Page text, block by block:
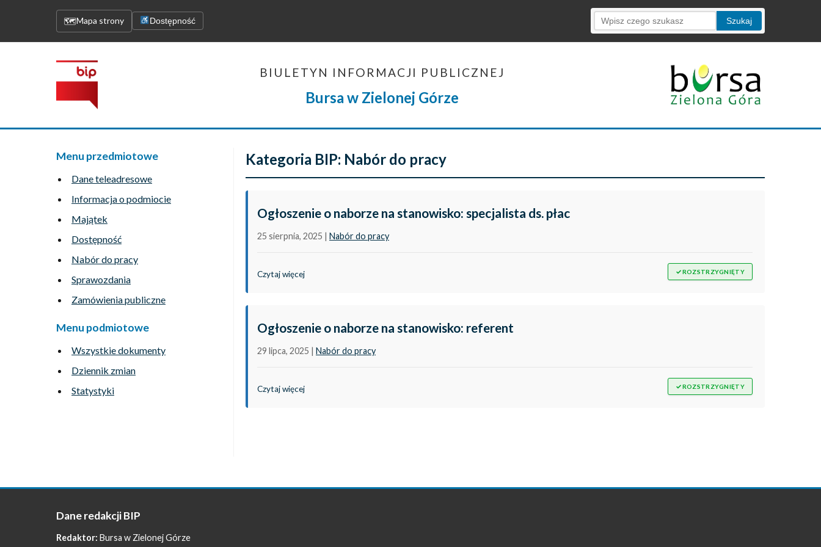
🗺Mapa strony Dostępność Szukaj
BIULETYN INFORMACJI PUBLICZNEJ
Bursa w Zielonej Górze
Menu przedmiotowe
Dane teleadresowe
Informacja o podmiocie
Majątek
Dostępność
Nabór do pracy
Sprawozdania
Zamówienia publiczne
Menu podmiotowe
Wszystkie dokumenty
Dziennik zmian
Statystyki
Kategoria BIP: Nabór do pracy
Ogłoszenie o naborze na stanowisko: specjalista ds. płac
25 sierpnia, 2025 | Nabór do pracy
Czytaj więcej ✓ROZSTRZYGNIĘTY
Ogłoszenie o naborze na stanowisko: referent
29 lipca, 2025 | Nabór do pracy
Czytaj więcej ✓ROZSTRZYGNIĘTY
Dane redakcji BIP
Redaktor: Bursa w Zielonej Górze